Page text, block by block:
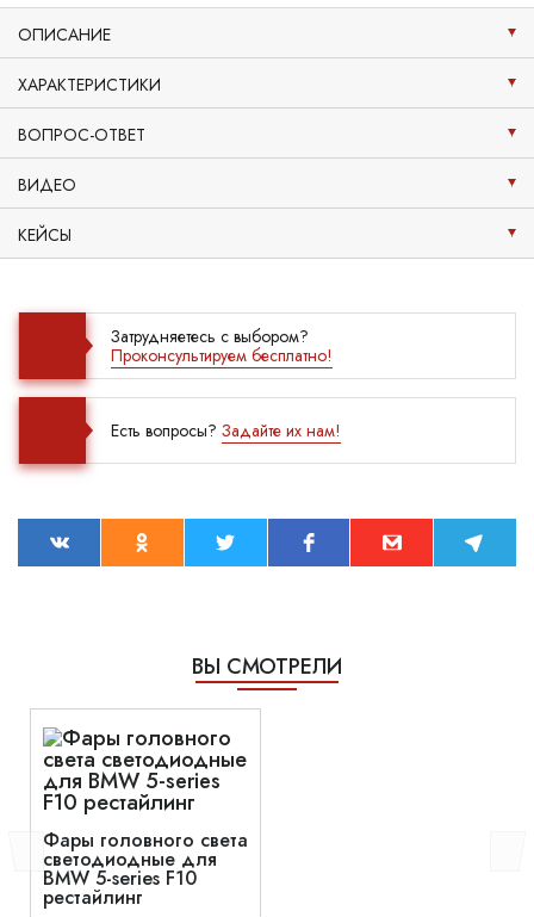
ОПИСАНИЕ
ХАРАКТЕРИСТИКИ
ВОПРОС-ОТВЕТ
ВИДЕО
КЕЙСЫ
Затрудняетесь с выбором?
Проконсультируем бесплатно!
Есть вопросы? Задайте их нам!
ВЫ СМОТРЕЛИ
Фары головного света
светодиодные для
BMW 5-series F10
рестайлинг